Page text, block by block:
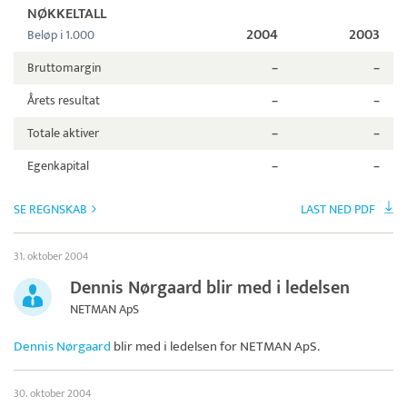
NØKKELTALL
Beløp i 1.000 2004 2003
Bruttomargin –
–
Årets resultat
–
–
Totale aktiver
–
–
Egenkapital
– –
SE REGNSKAB LAST NED PDF
31. oktober 2004
Dennis Nørgaard blir med i ledelsen
NETMAN ApS
Dennis Nørgaard blir med i ledelsen forNETMAN ApS.
30. oktober 2004